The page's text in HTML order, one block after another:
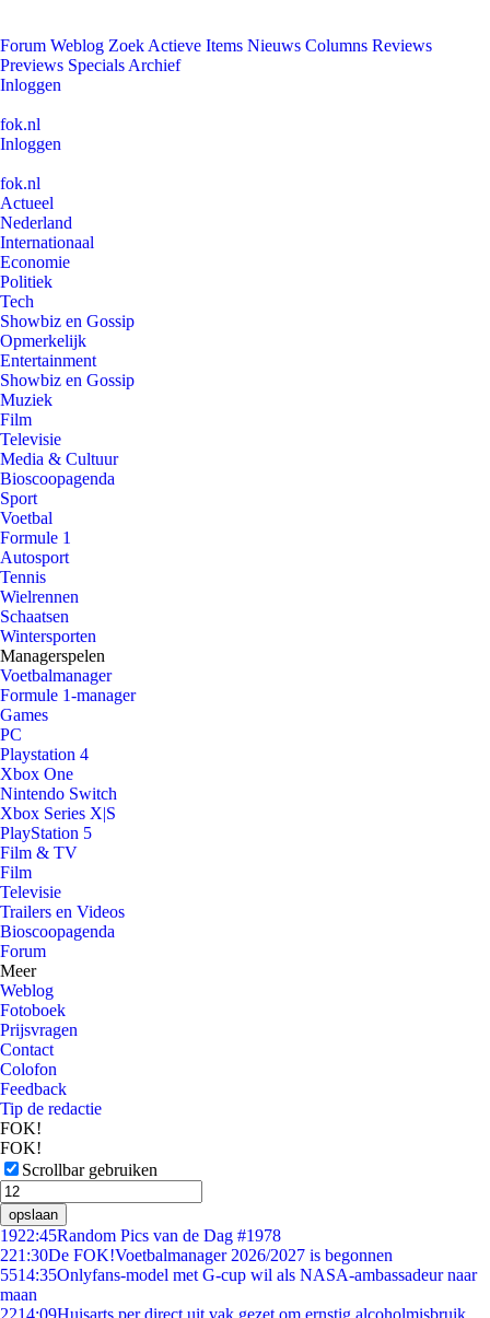
Forum Weblog Zoek Actieve Items Nieuws Columns Reviews
Previews Specials Archief
Inloggen
fok.nl
Inloggen
fok.nl
Actueel
Nederland
Internationaal
Economie
Politiek
Tech
Showbiz en Gossip
Opmerkelijk
Entertainment
Showbiz en Gossip
Muziek
Film
Televisie
Media & Cultuur
Bioscoopagenda
Sport
Voetbal
Formule 1
Autosport
Tennis
Wielrennen
Schaatsen
Wintersporten
Managerspelen
Voetbalmanager
Formule 1-manager
Games
PC
Playstation 4
Xbox One
Nintendo Switch
Xbox Series X|S
PlayStation 5
Film & TV
Film
Televisie
Trailers en Videos
Bioscoopagenda
Forum
Meer
Weblog
Fotoboek
Prijsvragen
Contact
Colofon
Feedback
Tip de redactie
FOK!
FOK!
Scrollbar gebruiken
opslaan
1922:45Random Pics van de Dag #1978
221:30De FOK!Voetbalmanager 2026/2027 is begonnen
5514:35Onlyfans-model met G-cup wil als NASA-ambassadeur naar
maan
2214:09Huisarts per direct uit vak gezet om ernstig alcoholmisbruik